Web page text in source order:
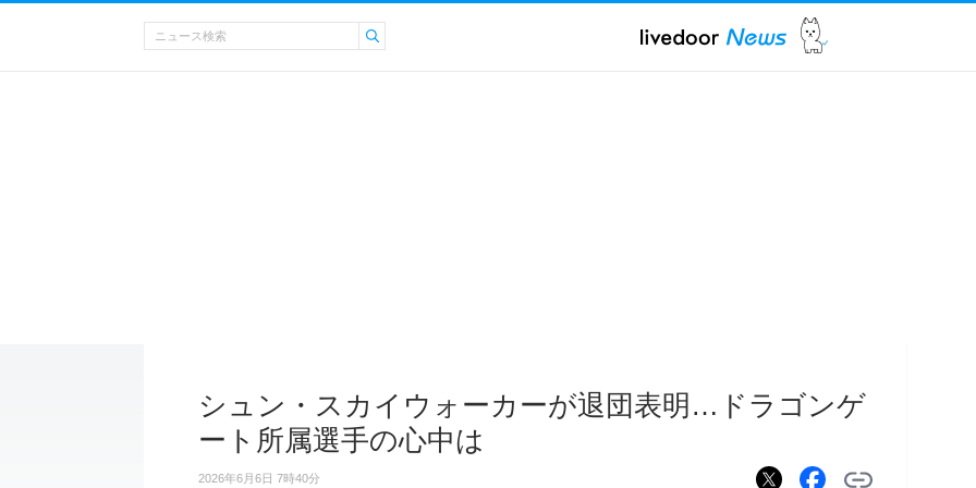
シュン・スカイウォーカーが退団表明…ドラゴンゲ
ート所属選手の心中は
2026年6月6日 7時40分